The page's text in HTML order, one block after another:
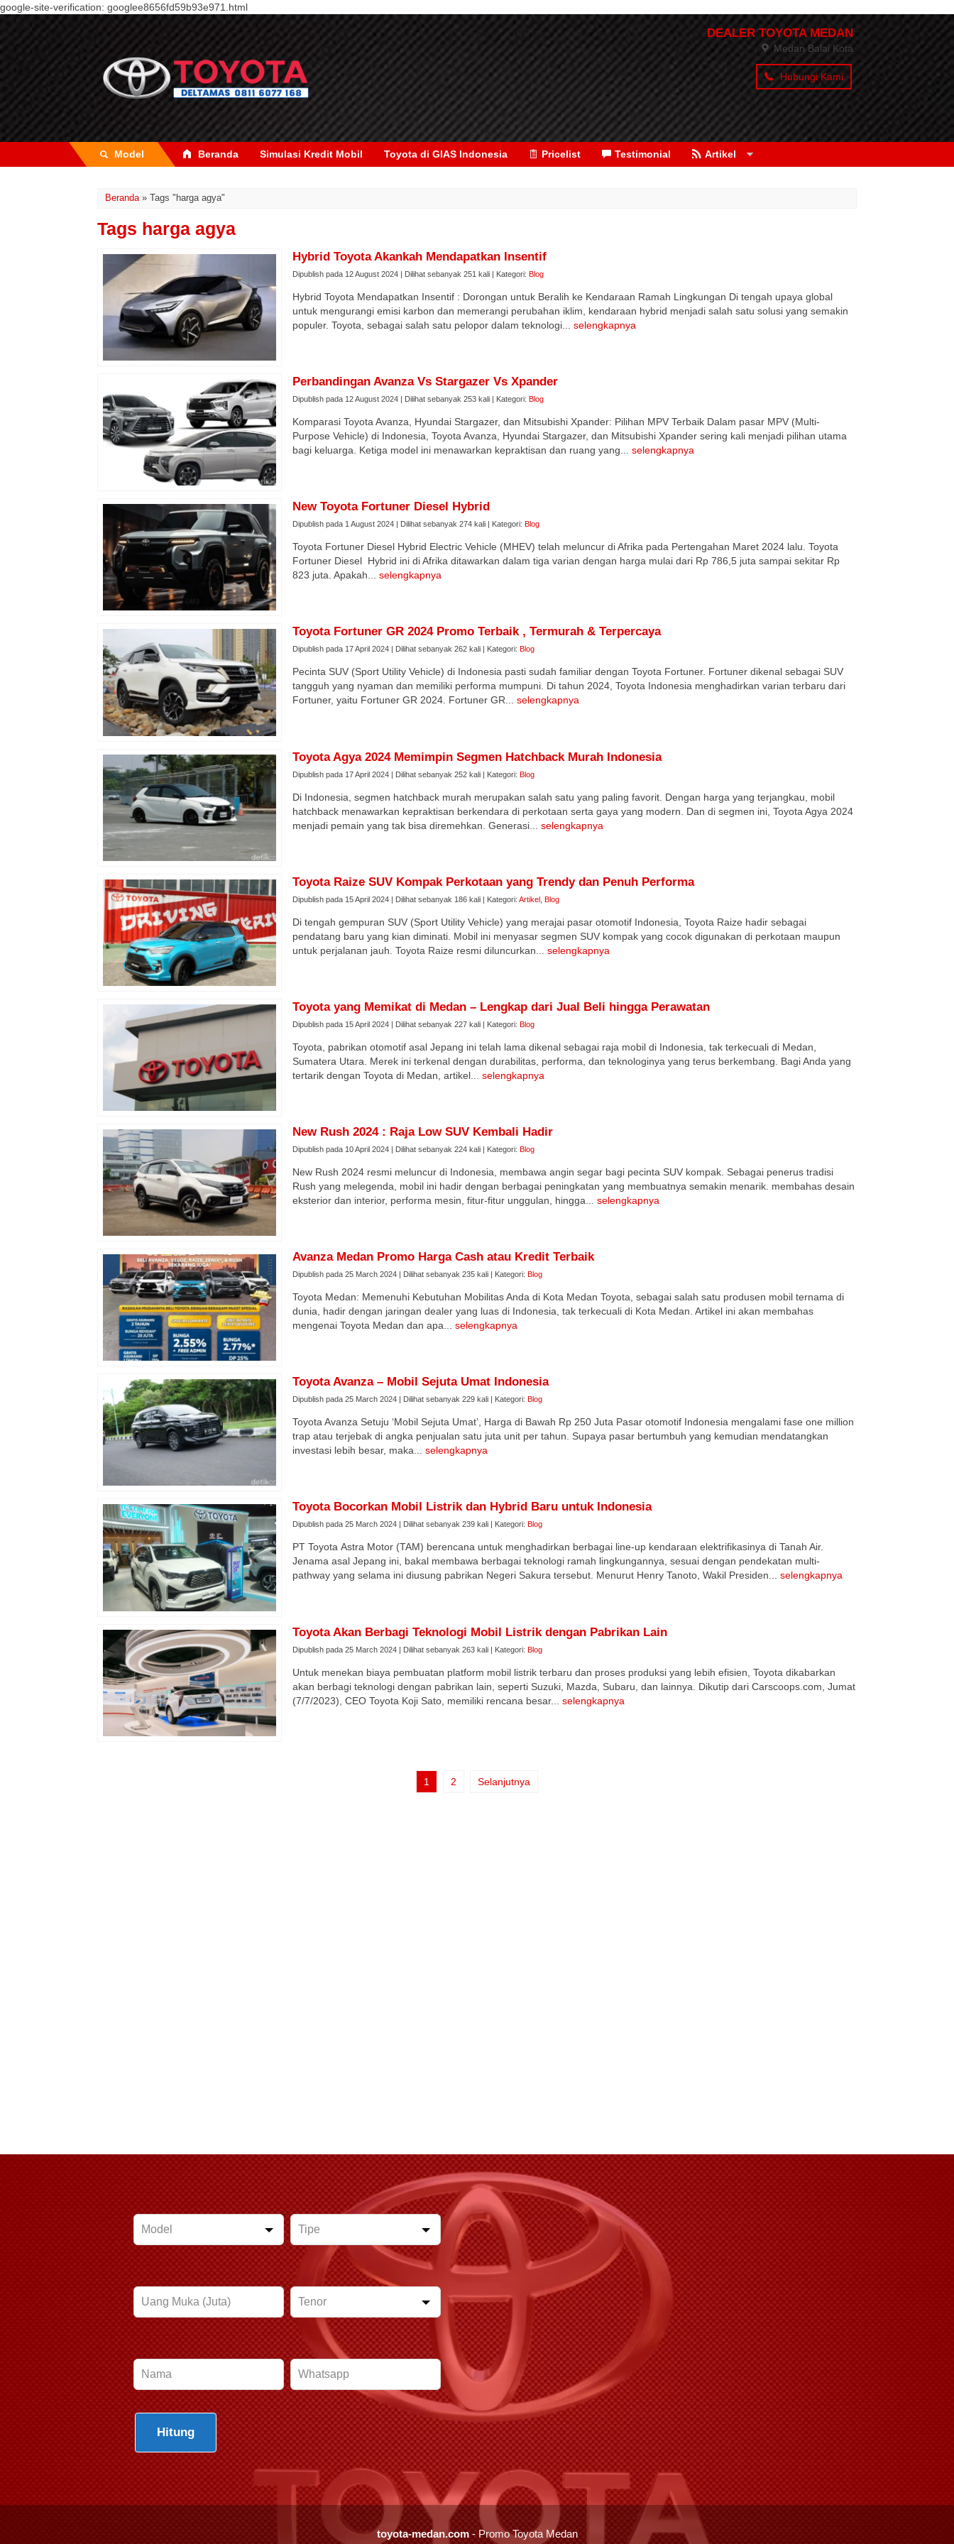
google-site-verification: googlee8656fd59b93e971.html
DEALER TOYOTA MEDAN
Medan Balai Kota
Hubungi Kami
Model Beranda Simulasi Kredit Mobil Toyota di GIAS Indonesia Pricelist Testimonial Artikel
Beranda» Tags "harga agya"
Tags harga agya
Hybrid Toyota Akankah Mendapatkan Insentif
Dipublish pada 12 August 2024 | Dilihat sebanyak 251 kali | Kategori: Blog
Hybrid Toyota Mendapatkan Insentif : Dorongan untuk Beralih ke Kendaraan Ramah Lingkungan Di tengah upaya global
untuk mengurangi emisi karbon dan memerangi perubahan iklim, kendaraan hybrid menjadi salah satu solusi yang semakin
populer. Toyota, sebagai salah satu pelopor dalam teknologi... selengkapnya
Perbandingan Avanza Vs Stargazer Vs Xpander
Dipublish pada 12 August 2024 | Dilihat sebanyak 253 kali | Kategori: Blog
Komparasi Toyota Avanza, Hyundai Stargazer, dan Mitsubishi Xpander: Pilihan MPV Terbaik Dalam pasar MPV (Multi-
Purpose Vehicle) di Indonesia, Toyota Avanza, Hyundai Stargazer, dan Mitsubishi Xpander sering kali menjadi pilihan utama
bagi keluarga. Ketiga model ini menawarkan kepraktisan dan ruang yang... selengkapnya
New Toyota Fortuner Diesel Hybrid
Dipublish pada 1 August 2024 | Dilihat sebanyak 274 kali | Kategori: Blog
Toyota Fortuner Diesel Hybrid Electric Vehicle (MHEV) telah meluncur di Afrika pada Pertengahan Maret 2024 lalu. Toyota
Fortuner Diesel Hybrid ini di Afrika ditawarkan dalam tiga varian dengan harga mulai dari Rp 786,5 juta sampai sekitar Rp
823 juta. Apakah... selengkapnya
Toyota Fortuner GR 2024 Promo Terbaik , Termurah & Terpercaya
Dipublish pada 17 April 2024 | Dilihat sebanyak 262 kali | Kategori: Blog
Pecinta SUV (Sport Utility Vehicle) di Indonesia pasti sudah familiar dengan Toyota Fortuner. Fortuner dikenal sebagai SUV
tangguh yang nyaman dan memiliki performa mumpuni. Di tahun 2024, Toyota Indonesia menghadirkan varian terbaru dari
Fortuner, yaitu Fortuner GR 2024. Fortuner GR... selengkapnya
Toyota Agya 2024 Memimpin Segmen Hatchback Murah Indonesia
Dipublish pada 17 April 2024 | Dilihat sebanyak 252 kali | Kategori: Blog
Di Indonesia, segmen hatchback murah merupakan salah satu yang paling favorit. Dengan harga yang terjangkau, mobil
hatchback menawarkan kepraktisan berkendara di perkotaan serta gaya yang modern. Dan di segmen ini, Toyota Agya 2024
menjadi pemain yang tak bisa diremehkan. Generasi... selengkapnya
Toyota Raize SUV Kompak Perkotaan yang Trendy dan Penuh Performa
Dipublish pada 15 April 2024 | Dilihat sebanyak 186 kali | Kategori: Artikel Blog
Di tengah gempuran SUV (Sport Utility Vehicle) yang merajai pasar otomotif Indonesia, Toyota Raize hadir sebagai
pendatang baru yang kian diminati. Mobil ini menyasar segmen SUV kompak yang cocok digunakan di perkotaan maupun
untuk perjalanan jauh. Toyota Raize resmi diluncurkan... selengkapnya
Toyota yang Memikat di Medan – Lengkap dari Jual Beli hingga Perawatan
Dipublish pada 15 April 2024 | Dilihat sebanyak 227 kali | Kategori: Blog
Toyota, pabrikan otomotif asal Jepang ini telah lama dikenal sebagai raja mobil di Indonesia, tak terkecuali di Medan,
Sumatera Utara. Merek ini terkenal dengan durabilitas, performa, dan teknologinya yang terus berkembang. Bagi Anda yang
tertarik dengan Toyota di Medan, artikel... selengkapnya
New Rush 2024 : Raja Low SUV Kembali Hadir
Dipublish pada 10 April 2024 | Dilihat sebanyak 224 kali | Kategori: Blog
New Rush 2024 resmi meluncur di Indonesia, membawa angin segar bagi pecinta SUV kompak. Sebagai penerus tradisi
Rush yang melegenda, mobil ini hadir dengan berbagai peningkatan yang membuatnya semakin menarik. membahas desain
eksterior dan interior, performa mesin, fitur-fitur unggulan, hingga... selengkapnya
Avanza Medan Promo Harga Cash atau Kredit Terbaik
Dipublish pada 25 March 2024 | Dilihat sebanyak 235 kali | Kategori: Blog
Toyota Medan: Memenuhi Kebutuhan Mobilitas Anda di Kota Medan Toyota, sebagai salah satu produsen mobil ternama di
dunia, hadir dengan jaringan dealer yang luas di Indonesia, tak terkecuali di Kota Medan. Artikel ini akan membahas
mengenai Toyota Medan dan apa... selengkapnya
Toyota Avanza – Mobil Sejuta Umat Indonesia
Dipublish pada 25 March 2024 | Dilihat sebanyak 229 kali | Kategori: Blog
Toyota Avanza Setuju ‘Mobil Sejuta Umat’, Harga di Bawah Rp 250 Juta Pasar otomotif Indonesia mengalami fase one million
trap atau terjebak di angka penjualan satu juta unit per tahun. Supaya pasar bertumbuh yang kemudian mendatangkan
investasi lebih besar, maka... selengkapnya
Toyota Bocorkan Mobil Listrik dan Hybrid Baru untuk Indonesia
Dipublish pada 25 March 2024 | Dilihat sebanyak 239 kali | Kategori: Blog
PT Toyota Astra Motor (TAM) berencana untuk menghadirkan berbagai line-up kendaraan elektrifikasinya di Tanah Air.
Jenama asal Jepang ini, bakal membawa berbagai teknologi ramah lingkungannya, sesuai dengan pendekatan multi-
pathway yang selama ini diusung pabrikan Negeri Sakura tersebut. Menurut Henry Tanoto, Wakil Presiden... selengkapnya
Toyota Akan Berbagi Teknologi Mobil Listrik dengan Pabrikan Lain
Dipublish pada 25 March 2024 | Dilihat sebanyak 263 kali | Kategori: Blog
Untuk menekan biaya pembuatan platform mobil listrik terbaru dan proses produksi yang lebih efisien, Toyota dikabarkan
akan berbagi teknologi dengan pabrikan lain, seperti Suzuki, Mazda, Subaru, dan lainnya. Dikutip dari Carscoops.com, Jumat
(7/7/2023), CEO Toyota Koji Sato, memiliki rencana besar... selengkapnya
1 2 Selanjutnya
field
blank
Hitung
toyota-medan.com- Promo Toyota Medan